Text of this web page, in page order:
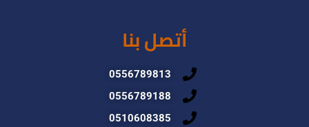
أتصل بنا
0556789813
0556789188
0510608385